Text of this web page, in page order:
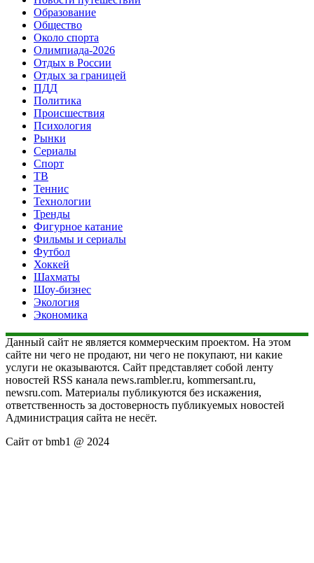
Образование
Общество
Около спорта
Олимпиада-2026
Отдых в России
Отдых за границей
ПДД
Политика
Происшествия
Психология
Рынки
Сериалы
Спорт
ТВ
Теннис
Технологии
Тренды
Фигурное катание
Фильмы и сериалы
Футбол
Хоккей
Шахматы
Шоу-бизнес
Экология
Экономика
Данный сайт не является коммерческим проектом. На этом
сайте ни чего не продают, ни чего не покупают, ни какие
услуги не оказываются. Сайт представляет собой ленту
новостей RSS канала news.rambler.ru, kommersant.ru,
newsru.com. Материалы публикуются без искажения,
ответственность за достоверность публикуемых новостей
Администрация сайта не несёт.
Сайт от bmb1 @ 2024